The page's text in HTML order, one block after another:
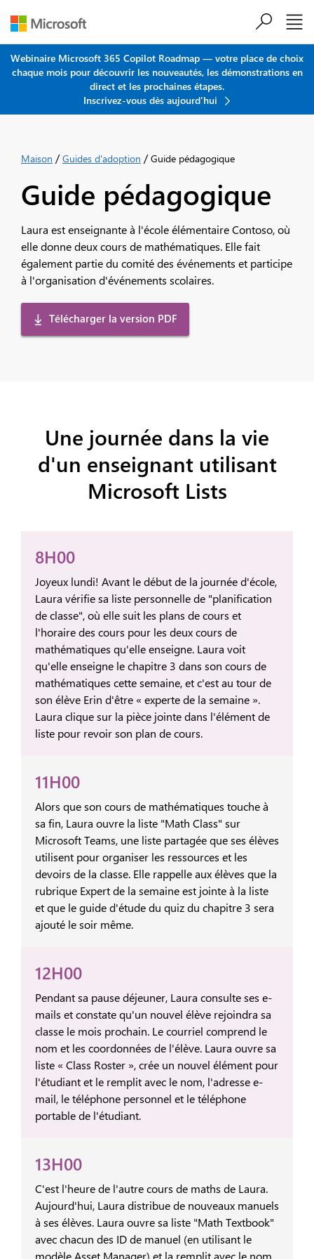
Webinaire Microsoft 365 Copilot Roadmap — votre place de choix
chaque mois pour découvrir les nouveautés, les démonstrations en
direct et les prochaines étapes.
Inscrivez-vous dès aujourd'hui
Maison /Guides d'adoption /Guide pédagogique
Guide pédagogique
Laura est enseignante à l'école élémentaire Contoso, où
elle donne deux cours de mathématiques. Elle fait
également partie du comité des événements et participe
à l'organisation d'événements scolaires.
Télécharger la version PDF
Une journée dans la vie
d'un enseignant utilisant
Microsoft Lists
8H00
Joyeux lundi! Avant le début de la journée d'école,
Laura vérifie sa liste personnelle de "planification
de classe", où elle suit les plans de cours et
l'horaire des cours pour les deux cours de
mathématiques qu'elle enseigne. Laura voit
qu'elle enseigne le chapitre 3 dans son cours de
mathématiques cette semaine, et c'est au tour de
son élève Erin d'être « experte de la semaine ».
Laura clique sur la pièce jointe dans l'élément de
liste pour revoir son plan de cours.
11H00
Alors que son cours de mathématiques touche à
sa fin, Laura ouvre la liste "Math Class" sur
Microsoft Teams, une liste partagée que ses élèves
utilisent pour organiser les ressources et les
devoirs de la classe. Elle rappelle aux élèves que la
rubrique Expert de la semaine est jointe à la liste
et que le guide d'étude du quiz du chapitre 3 sera
ajouté le soir même.
12H00
Pendant sa pause déjeuner, Laura consulte ses e-
mails et constate qu'un nouvel élève rejoindra sa
classe le mois prochain. Le courriel comprend le
nom et les coordonnées de l'élève. Laura ouvre sa
liste « Class Roster », crée un nouvel élément pour
l'étudiant et le remplit avec le nom, l'adresse e-
mail, le téléphone personnel et le téléphone
portable de l'étudiant.
13H00
C'est l'heure de l'autre cours de maths de Laura.
Aujourd'hui, Laura distribue de nouveaux manuels
à ses élèves. Laura ouvre sa liste "Math Textbook"
avec chacun des ID de manuel (en utilisant le
modèle Asset Manager) et la remplit avec le nom